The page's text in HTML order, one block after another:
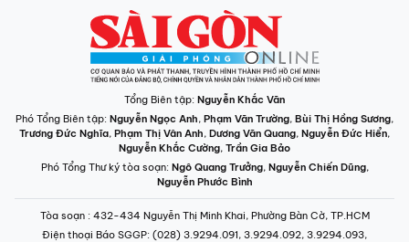
Tổng Biên tập: Nguyễn Khắc Văn
Phó Tổng Biên tập: Nguyễn Ngọc Anh, Phạm Văn Trường, Bùi Thị Hồng Sương,
Trương Đức Nghĩa, Phạm Thị Vân Anh, Dương Văn Quang, Nguyễn Đức Hiển,
Nguyễn Khắc Cường, Trần Gia Bảo
Phó Tổng Thư ký tòa soạn: Ngô Quang Trưởng, Nguyễn Chiến Dũng,
Nguyễn Phước Bình
Tòa soạn : 432-434 Nguyễn Thị Minh Khai, Phường Bàn Cờ, TP.HCM
Điện thoại Báo SGGP: (028) 3.9294.091, 3.9294.092, 3.9294.093,